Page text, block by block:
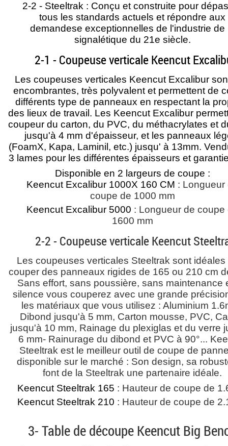
2-2 - Steeltrak : Conçu et construite pour
tous les standards actuels et répondre aux
demandese exceptionnelles de l'industrie de
signalétique du 21e siècle.
2-1 - Coupeuse verticale Keencut
Les coupeuses verticales Keencut Excalibur
encombrantes, très polyvalent et permettent de
différents type de panneaux en respectant la
des lieux de travail. Les Keencut Excalibur
coupeur du carton, du PVC, du méthacrylates et
jusqu'à 4 mm d'épaisseur, et les panneaux
(FoamX, Kapa, Laminil, etc.) jusqu' à 13mm.
3 lames pour les différentes épaisseurs et
Disponible en 2 largeurs de coupe :
Keencut Excalibur 1000X 160 CM : Longueur
coupe de 1000 mm
Keencut Excalibur 5000 : Longueur de coupe
1600 mm
2-2 - Coupeuse verticale Keencut
Les coupeuses verticales Steeltrak sont idéales
couper des panneaux rigides de 165 ou 210 cm
Sans effort, sans poussière, sans maintenance
silence vous couperez avec une grande
les matériaux que vous utilisez : Aluminium
Dibond jusqu'à 5 mm, Carton mousse, PVC,
jusqu'à 10 mm, Rainage du plexiglas et du verre
6 mm- Rainurage du dibond et PVC à 90°...
Steeltrak est le meilleur outil de coupe de
disponible sur le marché : Son design, sa
font de la Steeltrak une partenaire idéale.
Keencut Steeltrak 165 : Hauteur de coupe de
Keencut Steeltrak 210 : Hauteur de coupe de
3- Table de découpe Keencut Big